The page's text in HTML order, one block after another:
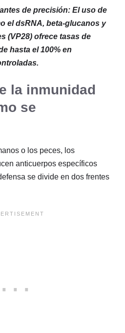
de precisión: El uso de
el dsRNA, beta-glucanos y
(VP28) ofrece tasas de
hasta el 100% en
la inmunidad
se
o los peces, los
anticuerpos específicos
se divide en dos frentes